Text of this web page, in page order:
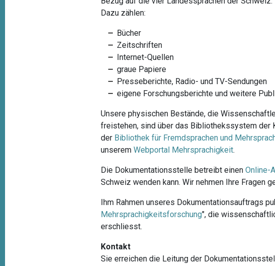
Dazu zählen:
Bücher
Zeitschriften
Internet-Quellen
graue Papiere
Presseberichte, Radio- und TV-Sendungen
eigene Forschungsberichte und weitere
Unsere physischen Bestände, die
freistehen, sind über das Bibliothekssystem
der Bibliothek für Fremdsprachen und
unseremWebportal Mehrsprachigkeit.
Die Dokumentationsstelle betreibt einenOnline-
Schweiz wenden kann. Wir nehmen Ihre Fragen
Ihm Rahmen unseres Dokumentationsauftrags
Mehrsprachigkeitsforschung", die
erschliesst.
Kontakt
Sie erreichen die Leitung der